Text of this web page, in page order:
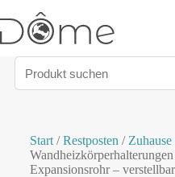
Start/Restposten /
Expansionsrohr –